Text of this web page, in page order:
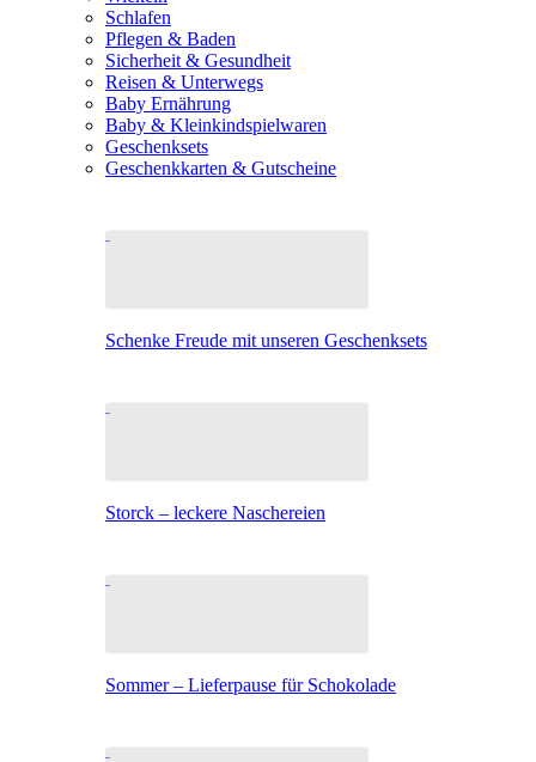
Schlafen
Pflegen & Baden
Sicherheit & Gesundheit
Reisen & Unterwegs
Baby Ernährung
Baby & Kleinkindspielwaren
Geschenksets
Geschenkkarten & Gutscheine
Schenke Freude mit unseren Geschenksets
Storck – leckere Naschereien
Sommer – Lieferpause für Schokolade